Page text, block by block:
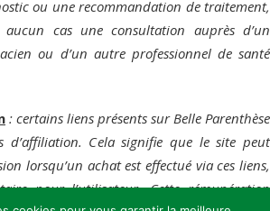
ou une recommandation de traitement,
cas une consultation auprès d’un
ou d’un autre professionnel de santé
: certains liens présents sur Belle Parenthèse
d’affiliation. Cela signifie que le site peut
lorsqu’un achat est effectué via ces liens,
pour l’utilisateur. Cette rémunération